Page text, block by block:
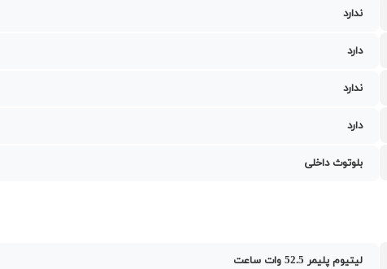
ندارد
دارد
ندارد
دارد
بلوتوث داخلی
لیتیوم پلیمر 52.5 وات ساعت